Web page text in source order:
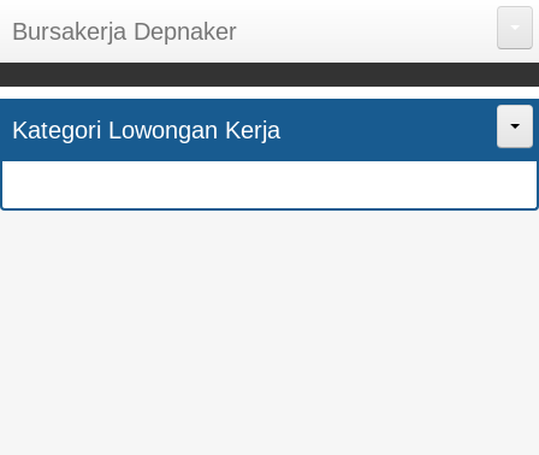
Bursakerja Depnaker
About Me
Disclaimer
Kategori Lowongan Kerja